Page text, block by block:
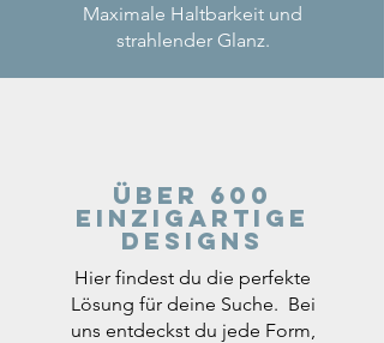
Maximale Haltbarkeit und
strahlender Glanz.
Über 600
einzigartige
Designs
Hier findest du die perfekte
Lösung für deine Suche. Bei
uns entdeckst du jede Form,